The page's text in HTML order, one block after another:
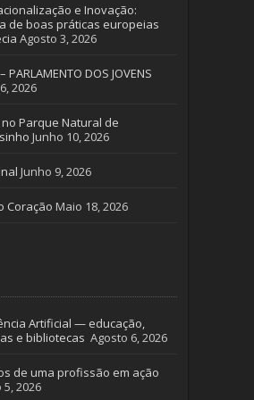
e Inovação:
de boas práticas europeias
Agosto 3, 2026
PARLAMENTO DOS JOVENS
2026
no Parque Natural de
Junho 10, 2026
Junho 9, 2026
Coração Maio 18, 2026
Artificial — educação,
e bibliotecas Agosto 6, 2026
de uma profissão em ação
2026